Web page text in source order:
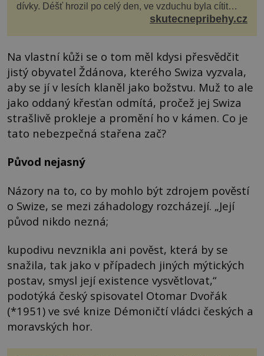
dívky. Déšť hrozil po celý den, ve vzduchu byla cítit
bouřka. Do topolů před domem se opřel ví...skutecnepribehy.cz
Na vlastní kůži se o tom měl kdysi přesvědčit
jistý obyvatel Ždánova, kterého Swiza vyzvala,
aby se jí v lesích klaněl jako božstvu. Muž to ale
jako oddaný křesťan odmítá, pročež jej Swiza
strašlivě prokleje a promění ho v kámen. Co je
tato nebezpečná stařena zač?
Původ nejasný
Názory na to, co by mohlo být zdrojem pověstí
o Swize, se mezi záhadology rozcházejí. „Její
původ nikdo nezná;
kupodivu nevznikla ani pověst, která by se
snažila, tak jako v případech jiných mýtických
postav, smysl její existence vysvětlovat,“
podotýká český spisovatel Otomar Dvořák
(*1951) ve své knize Démoničtí vládci českých a
moravských hor.